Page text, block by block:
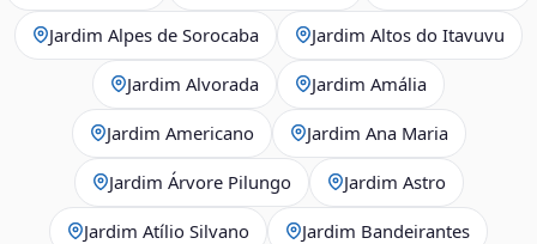
Jardim Alpes de Sorocaba Jardim Altos do Itavuvu
Jardim Alvorada Jardim Amália
Jardim Americano Jardim Ana Maria
Jardim Árvore Pilungo Jardim Astro
Jardim Atílio Silvano Jardim Bandeirantes